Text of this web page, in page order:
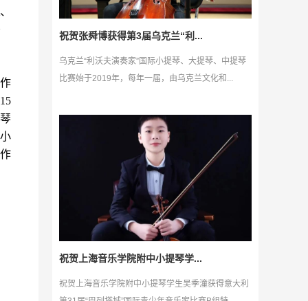
、
1 5
祝贺张舜博获得第3届乌克兰“利...
乌克兰“利沃夫演奏家”国际小提琴、大提琴、中提琴
比赛始于2019年，每年一届，由乌克兰文化和...
祝贺上海音乐学院附中小提琴学...
祝贺上海音乐学院附中小提琴学生吴季潼获得意大利